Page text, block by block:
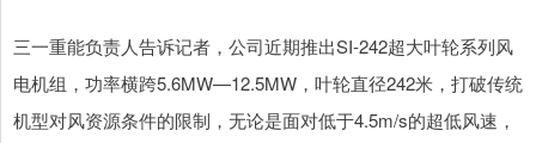
三一重能负责人告诉记者，公司近期推出SI-242超大叶轮系列风
电机组，功率横跨5.6MW—12.5MW，叶轮直径242米，打破传统
机型对风资源条件的限制，无论是面对低于4.5m/s的超低风速，